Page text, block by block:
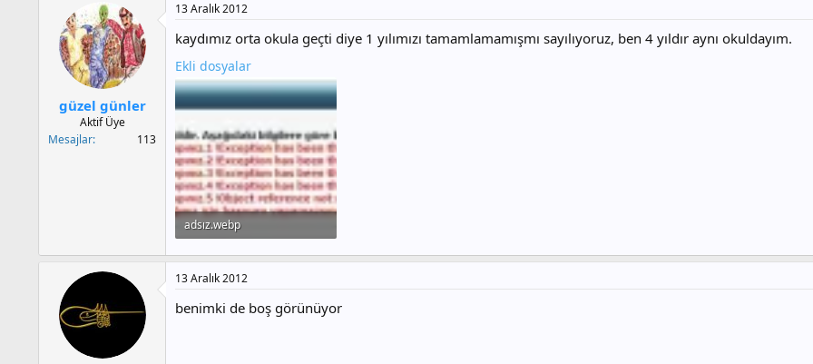
güzel günler
Aktif Üye
Mesajlar
113
13 Aralık 2012
kaydımız orta okula geçti diye 1 yılımızı tamamlamamışmı sayılıyoruz, ben 4 yıldır aynı okuldayım.
Ekli dosyalar
adsız.webp
30.7 KB · Görüntüleme: 1,720
13 Aralık 2012
benimki de boş görünüyor